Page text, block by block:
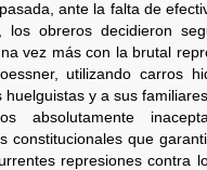
pasada, ante la falta de
los obreros decidieron
vez más con la brutal
utilizando carros
huelguistas y a sus
absolutamente
constitucionales que
represiones contra